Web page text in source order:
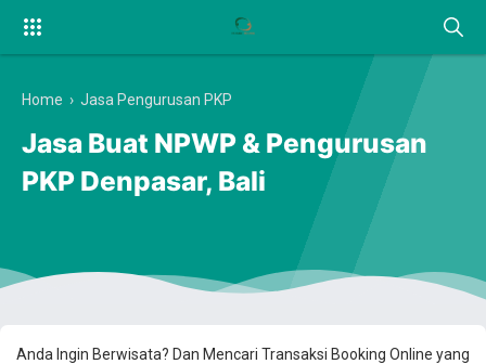
Anda Ingin Berwisata? Dan Mencari Transaksi Booking Online yang
Home › Jasa Pengurusan PKP
Jasa Buat NPWP & Pengurusan
PKP Denpasar, Bali